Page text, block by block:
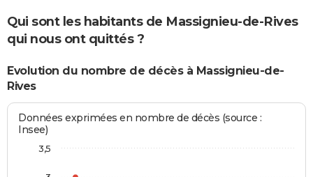
Qui sont les habitants de Massignieu-de-Rives
qui nous ont quittés ?
Evolution du nombre de décès à Massignieu-de-
Rives
Données exprimées en nombre de décès (source :
Insee)
3,5